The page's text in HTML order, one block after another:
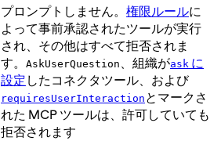
プロンプトしません。 権限ルールに
よって事前承認されたツールが実行
され、その他はすべて拒否されま
す。
AskUserQuestion 、組織がask に
設定 したコネクタツール、および
requiresUserInteraction とマークさ
れた MCP ツールは、許可していても
拒否されます